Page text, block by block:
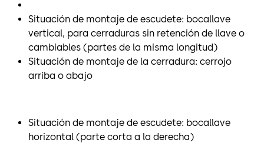
Situación de montaje de escudete: bocallave
vertical, para cerraduras sin retención de llave o
cambiables (partes de la misma longitud)
Situación de montaje de la cerradura: cerrojo
arriba o abajo
Situación de montaje de escudete: bocallave
horizontal (parte corta a la derecha)